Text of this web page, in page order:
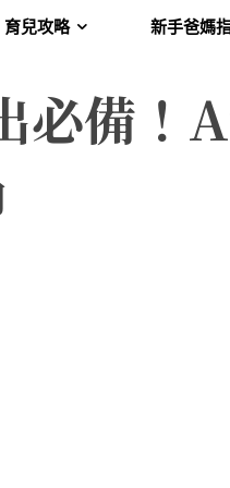
育兒攻略 新手爸媽
必備！